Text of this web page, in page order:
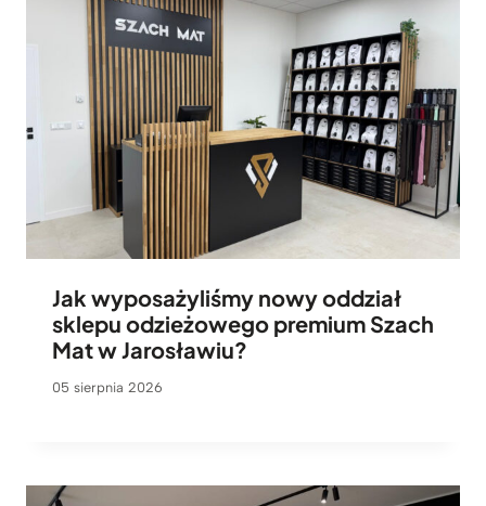
Jak wyposażyliśmy nowy oddział
sklepu odzieżowego premium Szach
Mat w Jarosławiu?
05 sierpnia 2026